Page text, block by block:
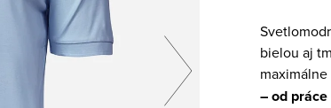
bielou aj
– od